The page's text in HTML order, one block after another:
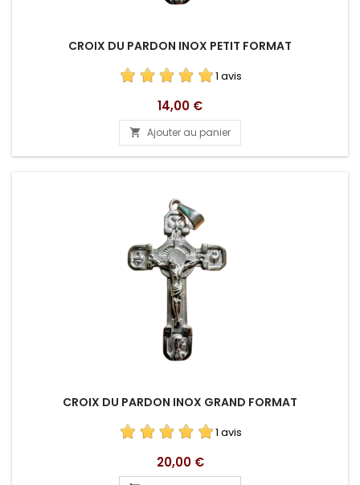
CROIX DU PARDON INOX PETIT FORMAT
1 avis
Prix
14,00 €
 Ajouter au panier
CROIX DU PARDON INOX GRAND FORMAT
1 avis
Prix
20,00 €